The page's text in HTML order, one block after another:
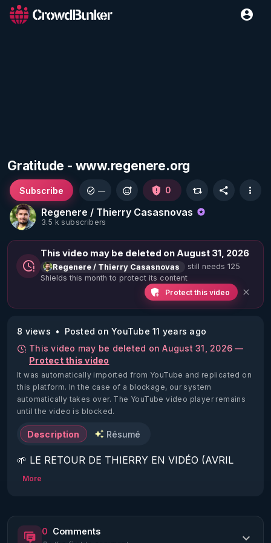
Gratitude - www.regenere.org
Regenere / Thierry Casasnovas
3.5 k subscribers
Subscribe — 0
This video may be deleted on August 31, 2026
Regenere / Thierry Casasnovas
still needs 125
Shields this month to protect its content
Protect this video
8 views
Posted on YouTube 11 years ago
This video may be deleted on August 31, 2026 —
Protect this video
It was automatically imported from YouTube and replicated on
this platform. In the case of a blockage, our system
automatically takes over. The YouTube video player remains
until the video is blocked.
Description Résumé
🌱 LE RETOUR DE THIERRY EN VIDÉO (AVRIL
2022)!
https://www.rgnr.fr/presentation.html
More
0 Comments